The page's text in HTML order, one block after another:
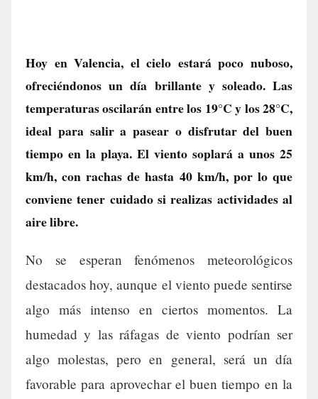
Hoy en Valencia, el cielo estará poco nuboso,
ofreciéndonos un día brillante y soleado. Las
temperaturas oscilarán entre los 19°C y los 28°C,
ideal para salir a pasear o disfrutar del buen
tiempo en la playa. El viento soplará a unos 25
km/h, con rachas de hasta 40 km/h, por lo que
conviene tener cuidado si realizas actividades al
aire libre.
No se esperan fenómenos meteorológicos
destacados hoy, aunque el viento puede sentirse
algo más intenso en ciertos momentos. La
humedad y las ráfagas de viento podrían ser
algo molestas, pero en general, será un día
favorable para aprovechar el buen tiempo en la